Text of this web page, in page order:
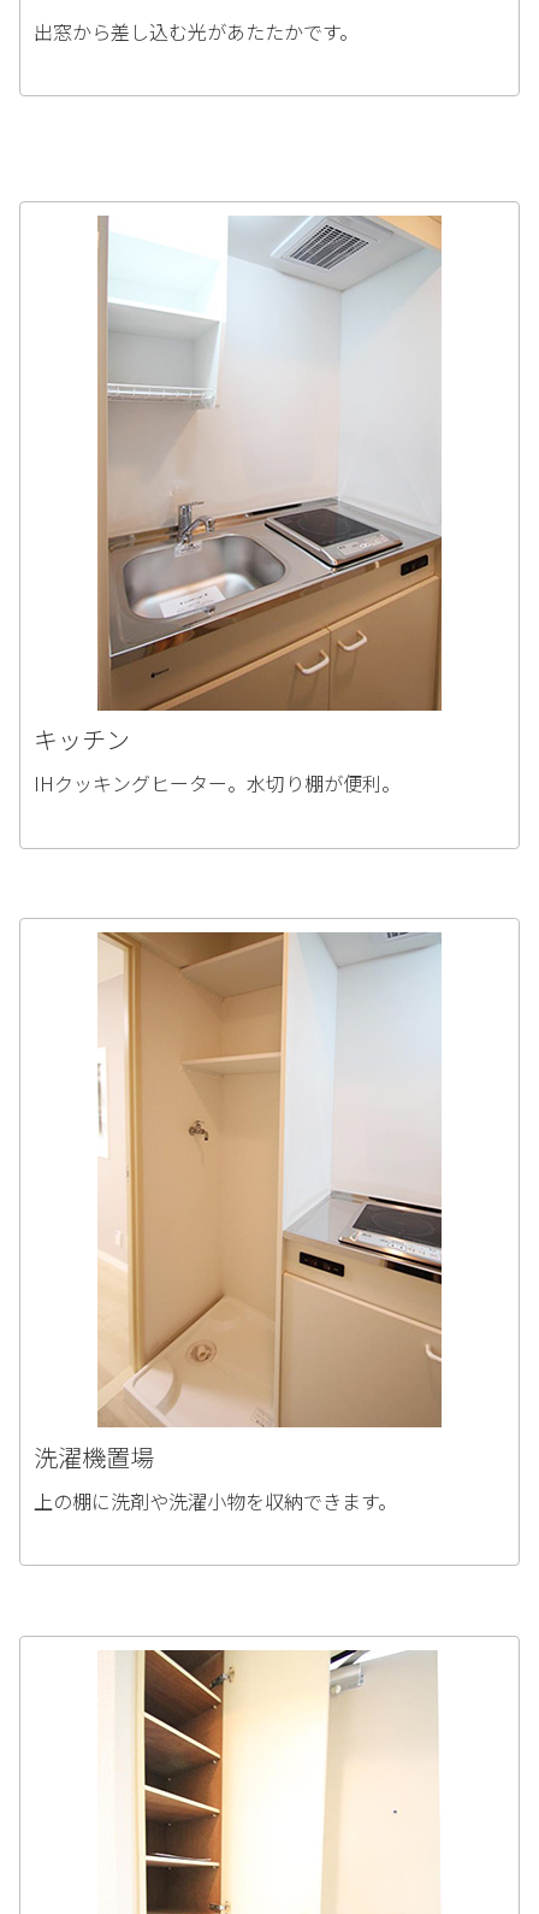
出窓から差し込む光があたたかです。
キッチン
IHクッキングヒーター。水切り棚が便利。
洗濯機置場
上の棚に洗剤や洗濯小物を収納できます。